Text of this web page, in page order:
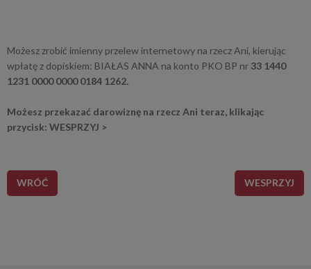
Możesz zrobić imienny przelew internetowy na rzecz Ani, kierując
wpłatę z dopiskiem: BIAŁAS ANNA na konto PKO BP nr 33 1440
1231 0000 0000 0184 1262.
Możesz przekazać darowiznę na rzecz Ani teraz, klikając
przycisk: WESPRZYJ >
WRÓĆ WESPRZYJ